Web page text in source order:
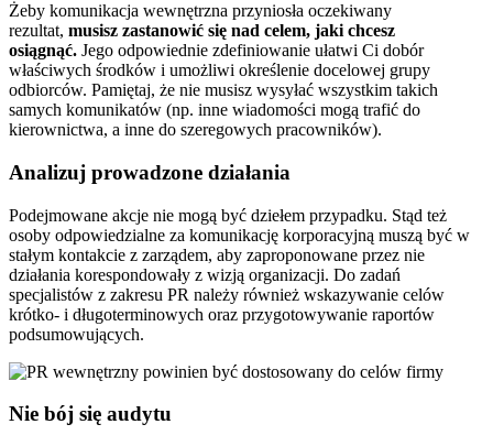
Żeby komunikacja wewnętrzna przyniosła oczekiwany
rezultat, musisz zastanowić się nad celem, jaki chcesz
osiągnąć. Jego odpowiednie zdefiniowanie ułatwi Ci dobór
właściwych środków i umożliwi określenie docelowej grupy
odbiorców. Pamiętaj, że nie musisz wysyłać wszystkim takich
samych komunikatów (np. inne wiadomości mogą trafić do
kierownictwa, a inne do szeregowych pracowników).
Analizuj prowadzone działania
Podejmowane akcje nie mogą być dziełem przypadku. Stąd też
osoby odpowiedzialne za komunikację korporacyjną muszą być w
stałym kontakcie z zarządem, aby zaproponowane przez nie
działania korespondowały z wizją organizacji. Do zadań
specjalistów z zakresu PR należy również wskazywanie celów
krótko- i długoterminowych oraz przygotowywanie raportów
podsumowujących.
Nie bój się audytu